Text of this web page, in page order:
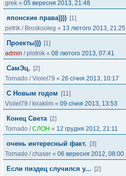
grek « 05 вересня 2013, 21:48
японские права)))) [1]
petrik / Broskooleg « 13 лютого 2013, 21:25
Проекты))) [1]
admin /plotnik « 08 лютого 2013, 07:41
СамЭц.
[2]
Tornado /Violet79 « 26 січня 2013, 10:17
C Новым годом
[11]
Violet79 / kiraklim « 09 січня 2013, 13:53
Конец Света [2]
Tornado /СЛОН « 12 грудня 2012, 21:11
очень интересный факт.
[3]
Tornado /chaser « 06 вересня 2012, 08:00
Если пиздец случился у...
[2]